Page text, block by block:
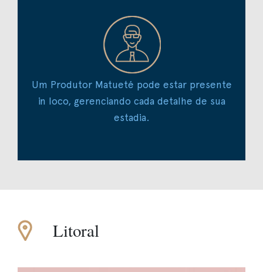
Um Produtor Matueté pode estar presente
in loco, gerenciando cada detalhe de sua
estadia.
Litoral